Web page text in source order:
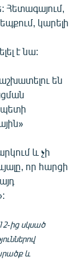
Հետագայում,
կարելի
է նա:
են
և չի
որ հարցի
ից սկսած
և